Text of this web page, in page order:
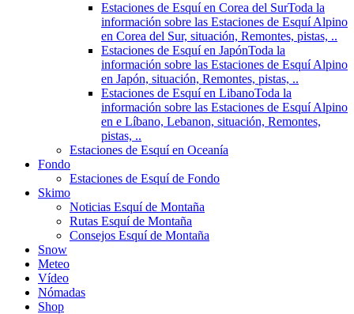
Estaciones de Esquí en Corea del SurToda la
información sobre las Estaciones de Esquí Alpino
en Corea del Sur, situación, Remontes, pistas, ..
Estaciones de Esquí en JapónToda la
información sobre las Estaciones de Esquí Alpino
en Japón, situación, Remontes, pistas, ..
Estaciones de Esquí en LibanoToda la
información sobre las Estaciones de Esquí Alpino
en e Líbano, Lebanon, situación, Remontes,
pistas, ..
Estaciones de Esquí en Oceanía
Fondo
Estaciones de Esquí de Fondo
Skimo
Noticias Esquí de Montaña
Rutas Esquí de Montaña
Consejos Esquí de Montaña
Snow
Meteo
Vídeo
Nómadas
Shop